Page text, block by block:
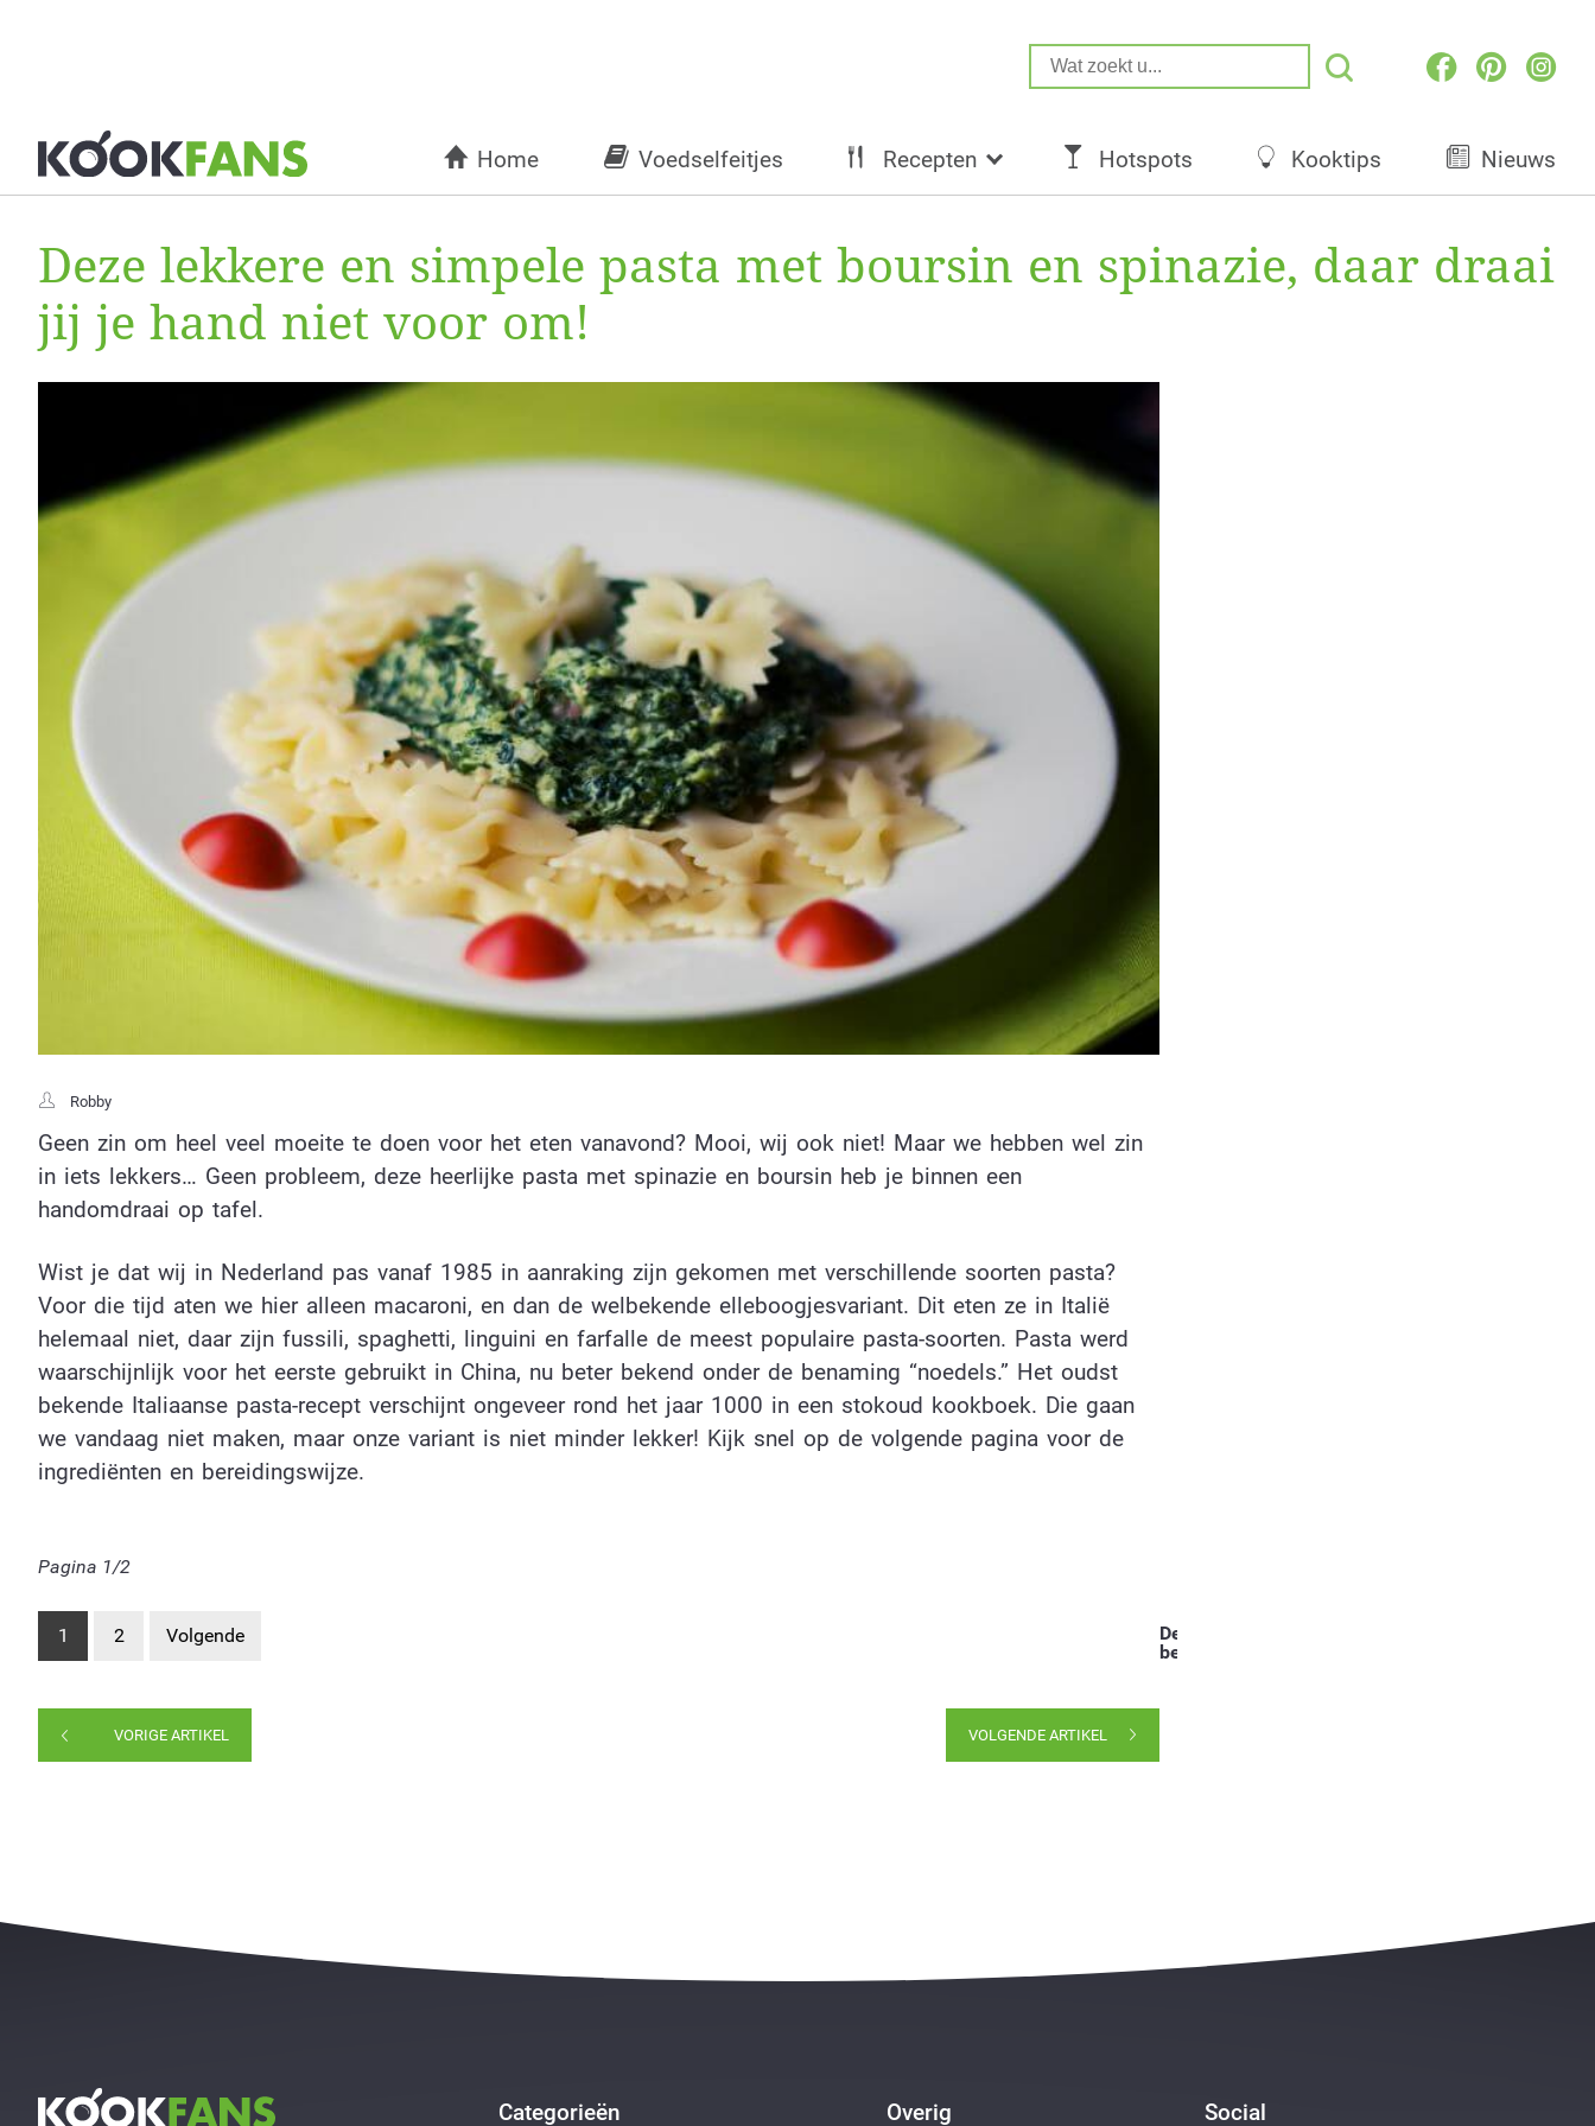
Home Voedselfeitjes Recepten Hotspots Kooktips Nieuws
Deze lekkere en simpele pasta met boursin en spinazie, daar draai
jij je hand niet voor om!
Robby
Geen zin om heel veel moeite te doen voor het eten vanavond? Mooi, wij ook niet! Maar we hebben wel zin
in iets lekkers… Geen probleem, deze heerlijke pasta met spinazie en boursin heb je binnen een
handomdraai op tafel.
Wist je dat wij in Nederland pas vanaf 1985 in aanraking zijn gekomen met verschillende soorten pasta?
Voor die tijd aten we hier alleen macaroni, en dan de welbekende elleboogjesvariant. Dit eten ze in Italië
helemaal niet, daar zijn fussili, spaghetti, linguini en farfalle de meest populaire pasta-soorten. Pasta werd
waarschijnlijk voor het eerste gebruikt in China, nu beter bekend onder de benaming “noedels.” Het oudst
bekende Italiaanse pasta-recept verschijnt ongeveer rond het jaar 1000 in een stokoud kookboek. Die gaan
we vandaag niet maken, maar onze variant is niet minder lekker! Kijk snel op de volgende pagina voor de
ingrediënten en bereidingswijze.
Pagina 1/2
1 2 Volgende
Deel dit
bericht:
VORIGE ARTIKEL VOLGENDE ARTIKEL
Categorieën Overig Social